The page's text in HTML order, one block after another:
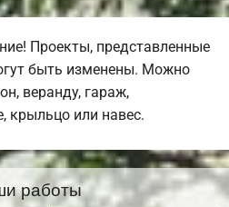
Проекты, представленные
быть изменены. Можно
веранду, гараж,
крыльцо или навес.
работы